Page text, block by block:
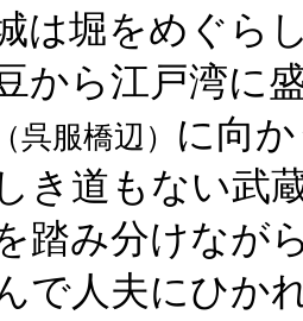
は堀をめぐら
から江戸湾に
（呉服橋辺） に向
き道もない武
踏み分けなが
で人夫にひか